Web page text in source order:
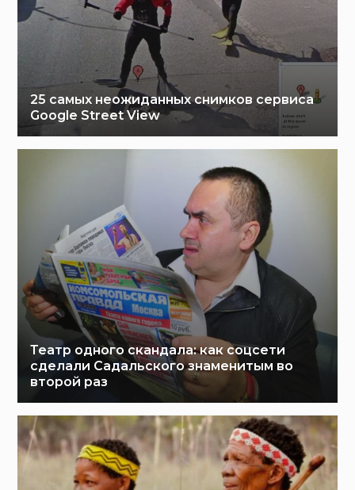
25 самых неожиданных снимков сервиса
Google Street View
Театр одного скандала: как соцсети
сделали Садальского знаменитым во
второй раз